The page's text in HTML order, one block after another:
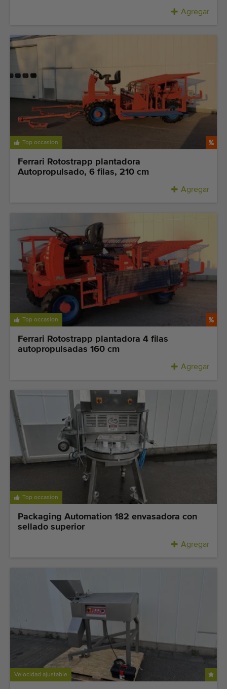
Agregar
Top occasion
Ferrari Rotostrapp plantadora
Autopropulsado, 6 filas, 210 cm
Agregar
Top occasion
Ferrari Rotostrapp plantadora 4 filas
autopropulsadas 160 cm
Agregar
Top occasion
Packaging Automation 182 envasadora con
sellado superior
Agregar
Velocidad ajustable